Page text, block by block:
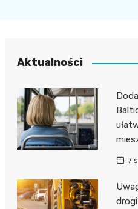
Aktualności
7